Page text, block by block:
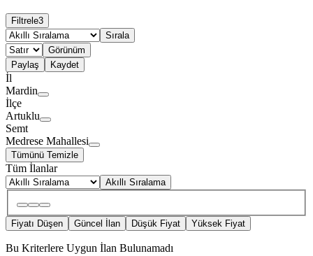
Filtrele3
Sırala
Görünüm
Paylaş
Kaydet
İl
Mardin
İlçe
Artuklu
Semt
Medrese Mahallesi
Tümünü Temizle
Tüm İlanlar
Akıllı Sıralama
Fiyatı Düşen Güncel İlan Düşük Fiyat Yüksek Fiyat
Bu Kriterlere Uygun İlan Bulunamadı